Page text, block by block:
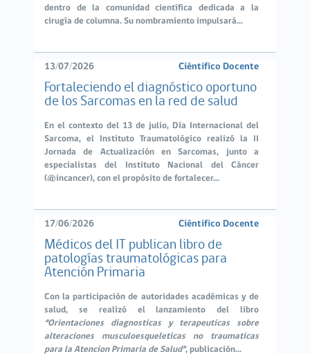
dentro de la comunidad científica dedicada a la
cirugía de columna. Su nombramiento impulsará...
13/07/2026 Ciéntifico Docente
Fortaleciendo el diagnóstico oportuno
de los Sarcomas en la red de salud
En el contexto del 13 de julio, Día Internacional del
Sarcoma, el Instituto Traumatológico realizó la II
Jornada de Actualización en Sarcomas, junto a
especialistas del Instituto Nacional del Cáncer
(@incancer), con el propósito de fortalecer...
17/06/2026 Ciéntifico Docente
Médicos del IT publican libro de
patologías traumatológicas para
Atención Primaria
Con la participación de autoridades académicas y de
salud, se realizó el lanzamiento del libro
“Orientaciones diagnosticas y terapeuticas sobre
alteraciones musculoesqueleticas no traumaticas
para la Atencion Primaria de Salud", publicación...